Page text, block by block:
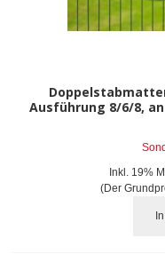
Ausführung 8/6/8,
Inkl. 19%
(Der